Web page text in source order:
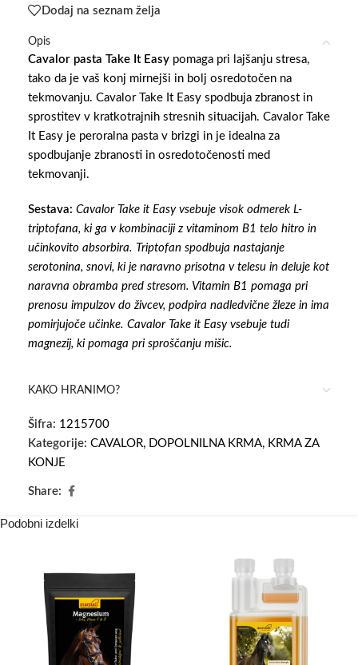
Dodaj na seznam želja
Opis
Cavalor pasta Take It Easy pomaga pri lajšanju stresa,
tako da je vaš konj mirnejši in bolj osredotočen na
tekmovanju. Cavalor Take It Easy spodbuja zbranost in
sprostitev v kratkotrajnih stresnih situacijah. Cavalor Take
It Easy je peroralna pasta v brizgi in je idealna za
spodbujanje zbranosti in osredotočenosti med
tekmovanji.
Sestava: Cavalor Take it Easy vsebuje visok odmerek L-
triptofana, ki ga v kombinaciji z vitaminom B1 telo hitro in
učinkovito absorbira. Triptofan spodbuja nastajanje
serotonina, snovi, ki je naravno prisotna v telesu in deluje kot
naravna obramba pred stresom. Vitamin B1 pomaga pri
prenosu impulzov do živcev, podpira nadledvične žleze in ima
pomirjujoče učinke. Cavalor Take it Easy vsebuje tudi
magnezij, ki pomaga pri sproščanju mišic.
KAKO HRANIMO?
Šifra: 1215700
Kategorije: CAVALOR, DOPOLNILNA KRMA, KRMA ZA
KONJE
Share:
Podobni izdelki